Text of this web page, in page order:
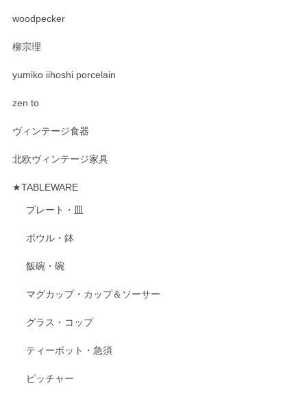
woodpecker
柳宗理
yumiko iihoshi porcelain
zen to
ヴィンテージ食器
北欧ヴィンテージ家具
★TABLEWARE
プレート・皿
ボウル・鉢
飯碗・碗
マグカップ・カップ＆ソーサー
グラス・コップ
ティーポット・急須
ピッチャー